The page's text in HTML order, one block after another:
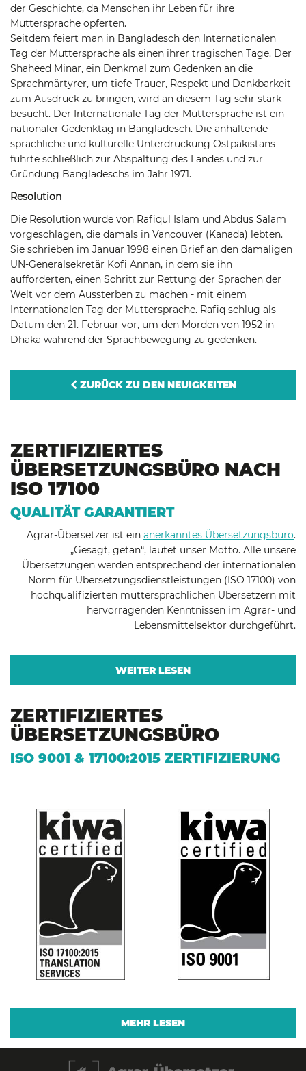
der Geschichte, da Menschen ihr Leben für ihre
Muttersprache opferten.
Seitdem feiert man in Bangladesch den Internationalen
Tag der Muttersprache als einen ihrer tragischen Tage. Der
Shaheed Minar, ein Denkmal zum Gedenken an die
Sprachmärtyrer, um tiefe Trauer, Respekt und Dankbarkeit
zum Ausdruck zu bringen, wird an diesem Tag sehr stark
besucht. Der Internationale Tag der Muttersprache ist ein
nationaler Gedenktag in Bangladesch. Die anhaltende
sprachliche und kulturelle Unterdrückung Ostpakistans
führte schließlich zur Abspaltung des Landes und zur
Gründung Bangladeschs im Jahr 1971.
Resolution
Die Resolution wurde von Rafiqul Islam und Abdus Salam
vorgeschlagen, die damals in Vancouver (Kanada) lebten.
Sie schrieben im Januar 1998 einen Brief an den damaligen
UN-Generalsekretär Kofi Annan, in dem sie ihn
aufforderten, einen Schritt zur Rettung der Sprachen der
Welt vor dem Aussterben zu machen - mit einem
Internationalen Tag der Muttersprache. Rafiq schlug als
Datum den 21. Februar vor, um den Morden von 1952 in
Dhaka während der Sprachbewegung zu gedenken.
ZURÜCK ZU DEN NEUIGKEITEN
ZERTIFIZIERTES
ÜBERSETZUNGSBÜRO NACH
ISO 17100
QUALITÄT GARANTIERT
Agrar-Übersetzer ist ein anerkanntes Übersetzungsbüro.
„Gesagt, getan“, lautet unser Motto. Alle unsere
Übersetzungen werden entsprechend der internationalen
Norm für Übersetzungsdienstleistungen (ISO 17100) von
hochqualifizierten muttersprachlichen Übersetzern mit
hervorragenden Kenntnissen im Agrar- und
Lebensmittelsektor durchgeführt.
WEITER LESEN
ZERTIFIZIERTES
ÜBERSETZUNGSBÜRO
ISO 9001 & 17100:2015 ZERTIFIZIERUNG
MEHR LESEN